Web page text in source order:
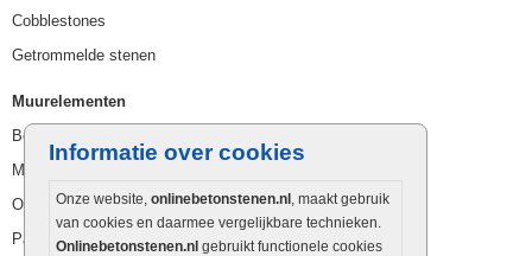
Informatie over cookies
Onze website, onlinebetonstenen.nl, maakt gebruik
van cookies en daarmee vergelijkbare technieken.
Onlinebetonstenen.nl gebruikt functionele cookies
Cobblestones
Getrommelde stenen
Muurelementen
Betonbielzen
Muurstenen
Opsluitbanden
Palissaden